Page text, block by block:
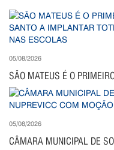
05/08/2026
SÃO MATEUS É O
05/08/2026
CÂMARA MUNICIPAL DE